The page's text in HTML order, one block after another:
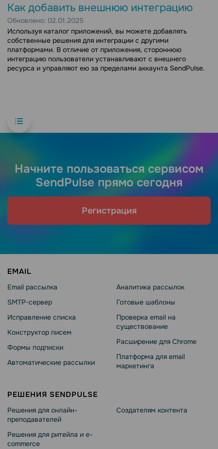
Как добавить внешнюю интеграцию
Обновлено: 02.01.2025
Используя каталог приложений, вы можете добавлять
собственные решения для интеграции с другими
платформами. В отличие от приложения, стороннюю
интеграцию пользователи устанавливают с внешнего
ресурса и управляют ею за пределами аккаунта SendPulse.
Начните пользоваться сервисом
SendPulse прямо сегодня
Регистрация
EMAIL
Email рассылка
SMTP-сервер
Исправление списка
Конструктор писем
Формы подписки
Автоматические рассылки
Аналитика рассылок
Готовые шаблоны
Проверка email на
существование
Расширение для Chrome
Платформа для email
маркетинга
РЕШЕНИЯ SENDPULSE
Решения для онлайн-
преподавателей
Решения для ритейла и e-
commerce
Создателям контента